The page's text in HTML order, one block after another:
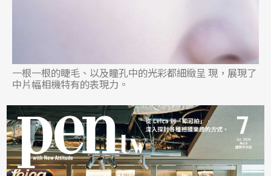
一根一根的睫毛、以及瞳孔中的光彩都細緻呈 現，展現了
中片幅相機特有的表現力。